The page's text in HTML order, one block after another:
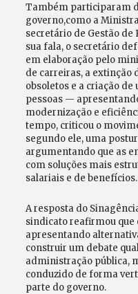
Também participaram
governo,como a
secretário de Gestão de
sua fala, o secretário
em elaboração pelo
de carreiras, a extinção
obsoletos e a criação
pessoas —
modernização e
tempo, criticou o
segundo ele, uma
argumentando que as
com soluções mais
salariais e de benefícios.
A resposta do
sindicato reafirmou
apresentando
construir um debate
administração pública,
conduzido de forma
parte do governo.